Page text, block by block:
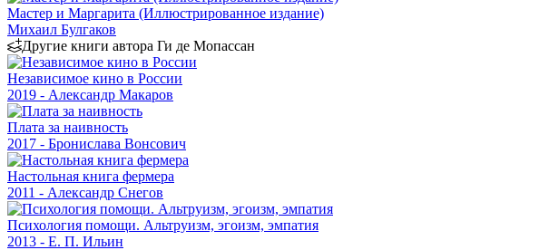
Мастер и Маргарита (Иллюстрированное издание)
Михаил Булгаков
Другие книги автора Ги де Мопассан
Независимое кино в России
2019 - Александр Макаров
Плата за наивность
2017 - Бронислава Вонсович
Настольная книга фермера
2011 - Александр Снегов
Психология помощи. Альтруизм, эгоизм, эмпатия
2013 - Е. П. Ильин